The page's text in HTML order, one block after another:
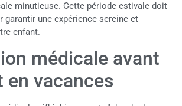
minutieuse. Cette période estivale doit
garantir une expérience sereine et
enfant.
médicale avant
en vacances